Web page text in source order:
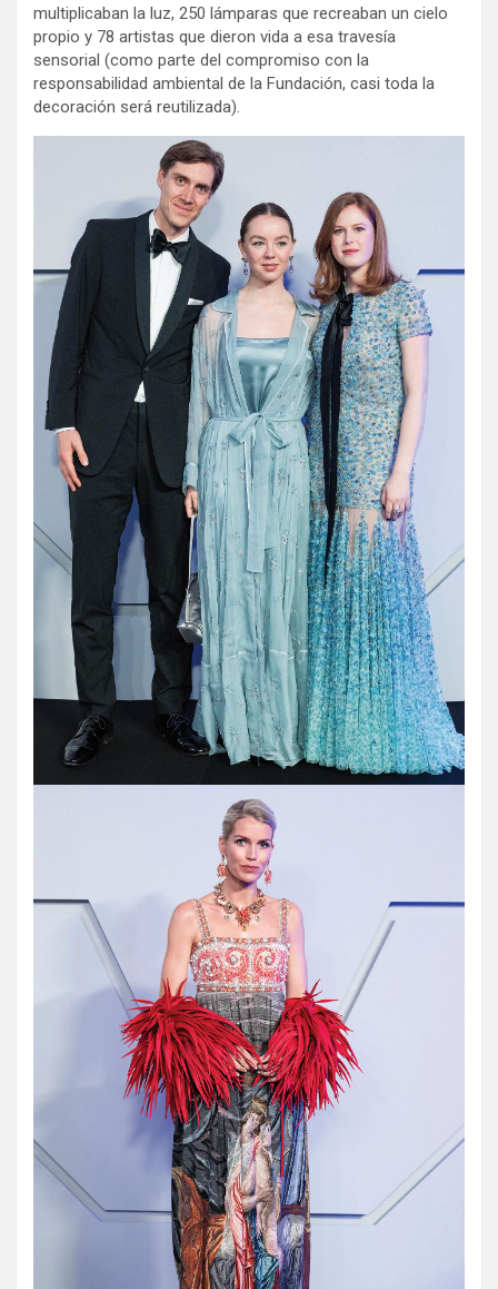
multiplicaban la luz, 250 lámparas que recreaban un cielo
propio y 78 artistas que dieron vida a esa travesía
sensorial (como parte del compromiso con la
responsabilidad ambiental de la Fundación, casi toda la
decoración será reutilizada).